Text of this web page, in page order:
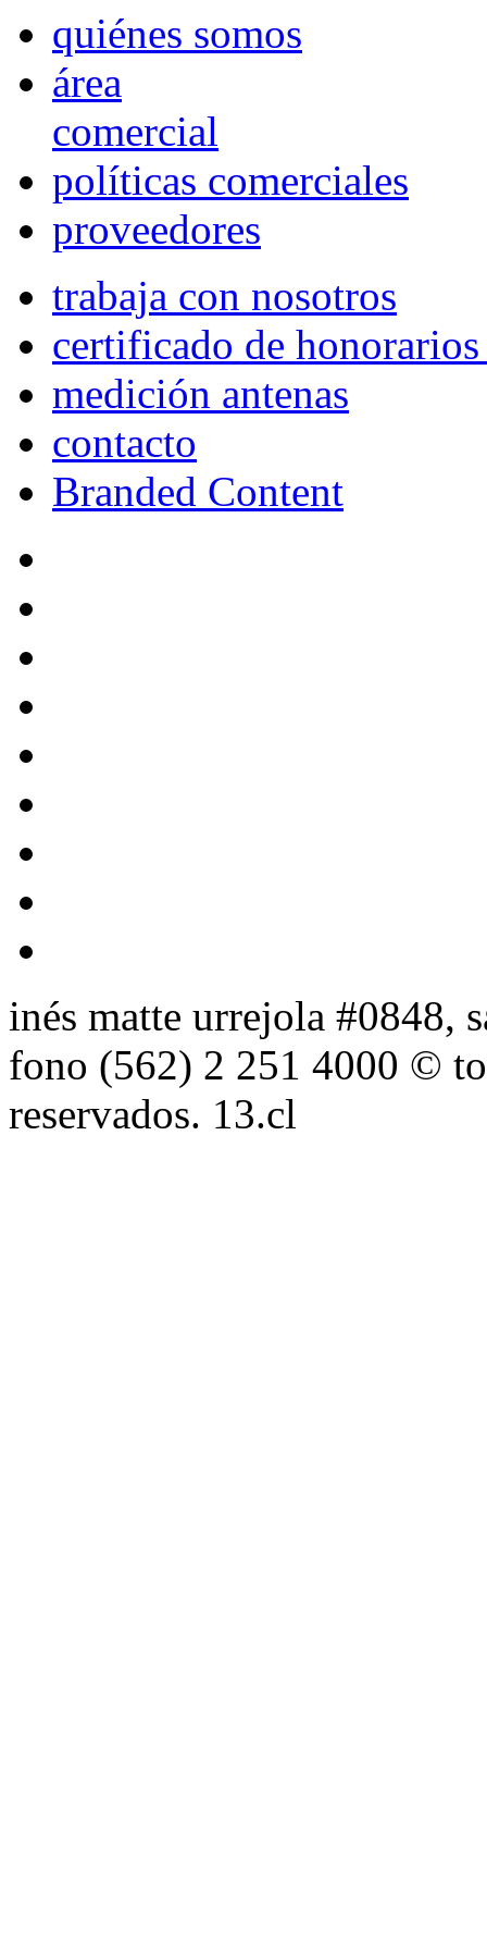
quiénes somos
área
comercial
políticas comerciales
proveedores
trabaja con nosotros
certificado de
medición antenas
contacto
Branded Content
inés matte urrejola #0848,
fono (562) 2 251 4000 ©
reservados. 13.cl